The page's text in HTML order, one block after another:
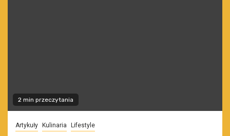
2 min przeczytania
Artykuły Kulinaria Lifestyle